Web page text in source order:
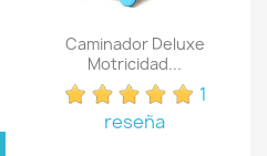
Caminador Deluxe
Motricidad...
1
reseña